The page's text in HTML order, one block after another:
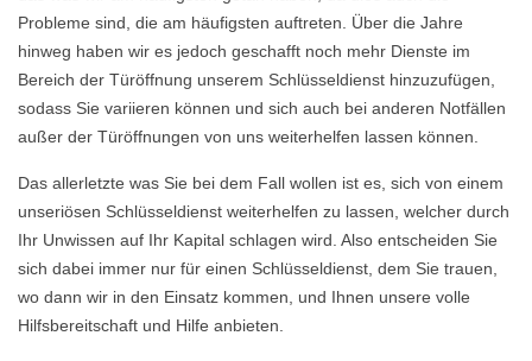
Probleme sind, die am häufigsten auftreten. Über die Jahre
hinweg haben wir es jedoch geschafft noch mehr Dienste im
Bereich der Türöffnung unserem Schlüsseldienst hinzuzufügen,
sodass Sie variieren können und sich auch bei anderen Notfällen
außer der Türöffnungen von uns weiterhelfen lassen können.
Das allerletzte was Sie bei dem Fall wollen ist es, sich von einem
unseriösen Schlüsseldienst weiterhelfen zu lassen, welcher durch
Ihr Unwissen auf Ihr Kapital schlagen wird. Also entscheiden Sie
sich dabei immer nur für einen Schlüsseldienst, dem Sie trauen,
wo dann wir in den Einsatz kommen, und Ihnen unsere volle
Hilfsbereitschaft und Hilfe anbieten.